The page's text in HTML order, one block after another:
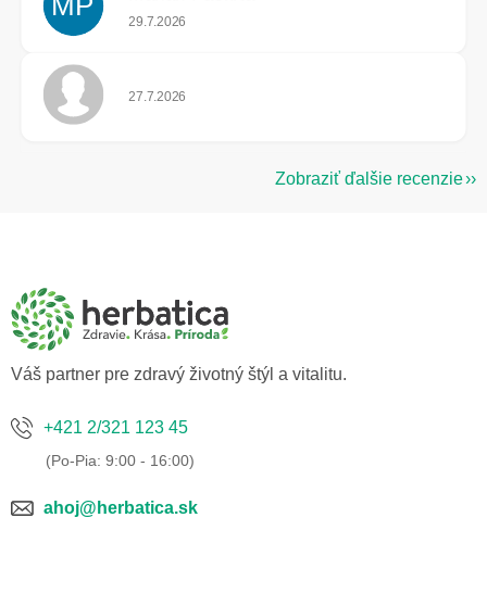
Hodnotenie obchodu je 5 z 5 hviezdičiek.
29.7.2026
Hodnotenie obchodu je 5 z 5 hviezdičiek.
27.7.2026
Zobraziť ďalšie recenzie
Váš partner pre zdravý životný štýl a vitalitu.
+421 2/321 123 45
ahoj@herbatica.sk